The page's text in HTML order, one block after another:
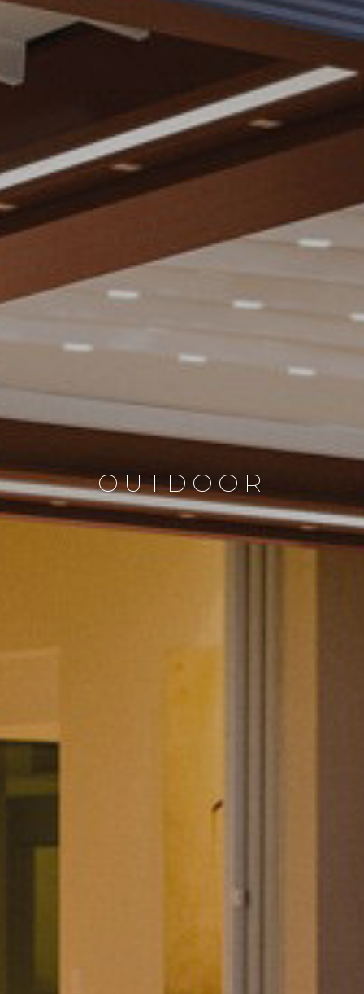
OUTDOOR